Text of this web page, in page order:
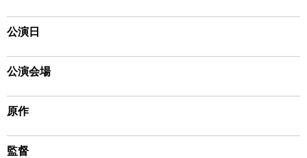
公演日
公演会場
原作
監督